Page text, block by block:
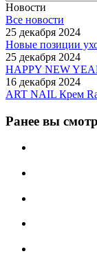
Новости
Все новости
25 декабря 2024
Новые позиции
25 декабря 2024
HAPPY NEW
16 декабря 2024
ART NAIL Крем
Ранее вы